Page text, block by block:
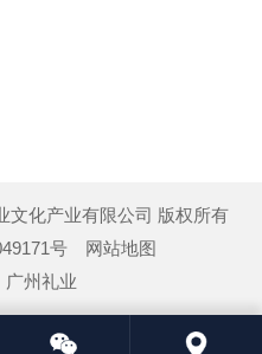
文化产业有限公司 版权所有
号
网站地图
广州礼业